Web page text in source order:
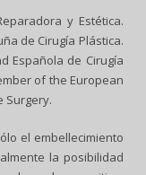
y Estética.
de Cirugía Plástica.
Española de Cirugía
of the European
Surgery.
el embellecimiento
la posibilidad